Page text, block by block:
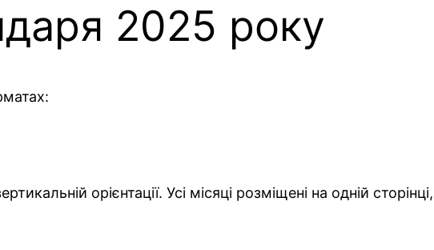
2025 року
орієнтації. Усі місяці розміщені на одній